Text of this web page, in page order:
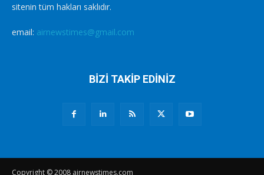
sitenin tüm hakları saklıdır.
email: airnewstimes@gmail.com
BİZİ TAKİP EDİNİZ
Copyright © 2008 airnewstimes.com